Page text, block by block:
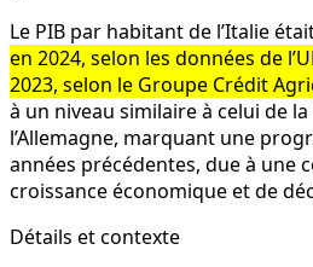
Le PIB par habitant de l’Italie
en 2024, selon les données de
2023, selon le Groupe Crédit
à un niveau similaire à celui de
l’Allemagne, marquant une
années précédentes, due à une
croissance économique et de
Détails et contexte